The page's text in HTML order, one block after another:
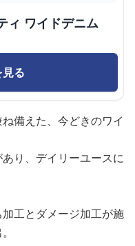
ィ ワイドデニム
る
備えた、今どきのワイ
り、デイリーユースに
工とダメージ加工が施